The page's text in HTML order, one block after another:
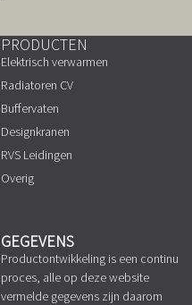
PRODUCTEN
Elektrisch verwarmen
Radiatoren CV
Buffervaten
Designkranen
RVS Leidingen
Overig
GEGEVENS
Productontwikkeling is een continu
proces, alle op deze website
vermelde gegevens zijn daarom